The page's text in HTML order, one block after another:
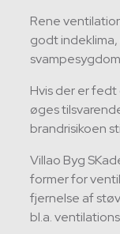
Rene
godt
Hvis der er
øges
brandrisikoen
Villao Byg
former for
fjernelse af
bl.a.